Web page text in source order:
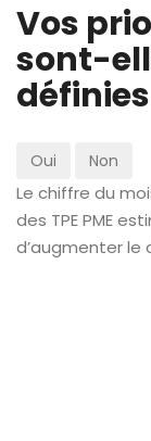
Vos
sont-
Oui Non
Le chiffre du
des TPE PME
d’augmenter le